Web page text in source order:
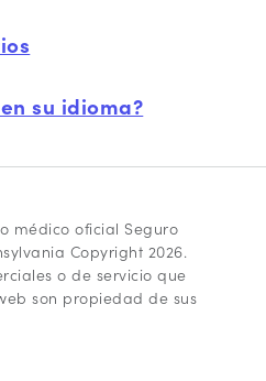
su idioma?
médico oficial Seguro
Copyright 2026.
o de servicio que
son propiedad de sus